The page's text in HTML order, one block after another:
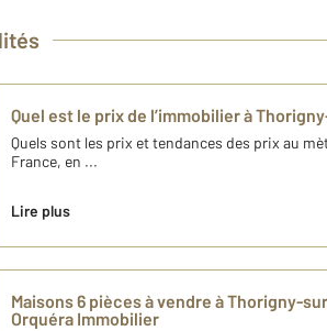
Quel est le prix de l’immobilier à
Quels sont les prix et tendances des prix au
France, en ...
Lire plus
Maisons 6 pièces à vendre à Thorigny-
Orquéra Immobilier